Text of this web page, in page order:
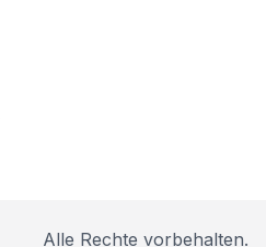
Alle Rechte vorbehalten.